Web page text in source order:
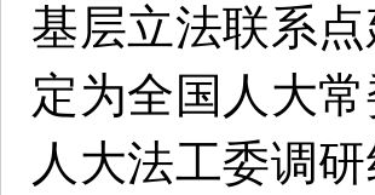
基层立法联系
定为全国人大
人大法工委调